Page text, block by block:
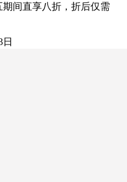
期间直享八折，折后仅需